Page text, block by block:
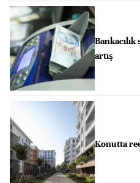
artış
Konutta